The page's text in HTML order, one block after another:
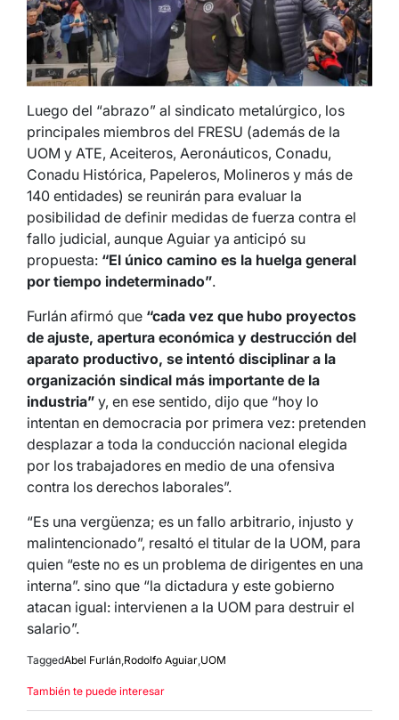
Luego del “abrazo” al sindicato metalúrgico, los
principales miembros del FRESU (además de la
UOM y ATE, Aceiteros, Aeronáuticos, Conadu,
Conadu Histórica, Papeleros, Molineros y más de
140 entidades) se reunirán para evaluar la
posibilidad de definir medidas de fuerza contra el
fallo judicial, aunque Aguiar ya anticipó su
propuesta: “El único camino es la huelga general
por tiempo indeterminado”.
Furlán afirmó que “cada vez que hubo proyectos
de ajuste, apertura económica y destrucción del
aparato productivo, se intentó disciplinar a la
organización sindical más importante de la
industria” y, en ese sentido, dijo que “hoy lo
intentan en democracia por primera vez: pretenden
desplazar a toda la conducción nacional elegida
por los trabajadores en medio de una ofensiva
contra los derechos laborales”.
“Es una vergüenza; es un fallo arbitrario, injusto y
malintencionado”, resaltó el titular de la UOM, para
quien “este no es un problema de dirigentes en una
interna”. sino que “la dictadura y este gobierno
atacan igual: intervienen a la UOM para destruir el
salario”.
TaggedAbel Furlán Rodolfo Aguiar UOM
También te puede interesar